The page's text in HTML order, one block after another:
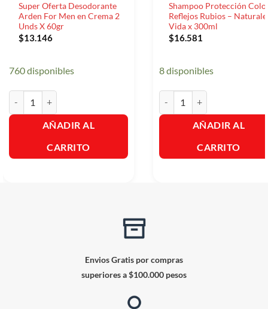
Super Oferta Desodorante
Arden For Men en Crema 2
Unds X 60gr
$13.146
760 disponibles
AÑADIR AL
CARRITO
Shampoo Protección
Reflejos Rubios –
Vida x 300ml
$16.581
8 disponibles
AÑADIR AL
CARRITO
Envios Gratis por compras
superiores a $100.000 pesos